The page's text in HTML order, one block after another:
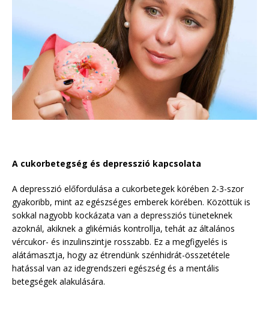
A cukorbetegség és depresszió kapcsolata
A depresszió előfordulása a cukorbetegek körében 2-3-szor
gyakoribb, mint az egészséges emberek körében. Közöttük is
sokkal nagyobb kockázata van a depressziós tüneteknek
azoknál, akiknek a glikémiás kontrollja, tehát az általános
vércukor- és inzulinszintje rosszabb. Ez a megfigyelés is
alátámasztja, hogy az étrendünk szénhidrát-összetétele
hatással van az idegrendszeri egészség és a mentális
betegségek alakulására.